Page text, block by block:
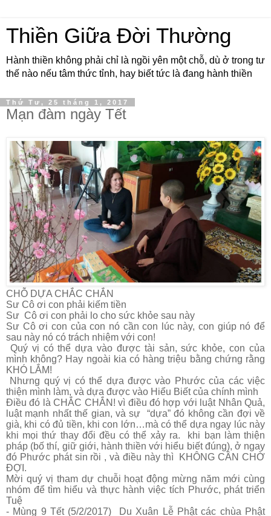
Thiền Giữa Đời Thường
Hành thiền không phải chỉ là ngồi yên một chỗ, dù ở trong tư
thế nào nếu tâm thức tỉnh, hay biết tức là đang hành thiền
Thứ Tư, 25 tháng 1, 2017
Mạn đàm ngày Tết
CHỖ DỰA CHẮC CHẮN
Sư Cô ơi con phải kiếm tiền
Sư Cô ơi con phải lo cho sức khỏe sau này
Sư Cô ơi con của con nó cần con lúc này, con giúp nó để
sau này nó có trách nhiệm với con!
Quý vị có thể dựa vào được tài sản, sức khỏe, con của
mình không? Hay ngoài kia có hàng triệu bằng chứng rằng
KHÓ LẮM!
Nhưng quý vị có thể dựa được vào Phước của các việc
thiện mình làm, và dựa được vào Hiểu Biết của chính mình
Điều đó là CHẮC CHẮN! vì điều đó hợp với luật Nhân Quả,
luật mạnh nhất thế gian, và sự “dựa” đó không cần đợi về
già, khi có đủ tiền, khi con lớn…mà có thể dựa ngay lúc này
khi mọi thứ thay đổi đều có thể xảy ra. khi bạn làm thiện
pháp (bố thí, giữ giới, hành thiền với hiểu biết đúng), ở ngay
đó Phước phát sin rồi , và điều này thì KHÔNG CẦN CHỜ
ĐỢI.
Mời quý vị tham dự chuỗi hoạt động mừng năm mới cùng
nhóm để tìm hiểu và thực hành việc tích Phước, phát triển
Tuệ
- Mùng 9 Tết (5/2/2017) Du Xuân Lễ Phật các chùa Phật